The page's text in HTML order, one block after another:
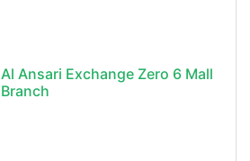
Al Ansari Exchange Zero 6 Mall
Branch